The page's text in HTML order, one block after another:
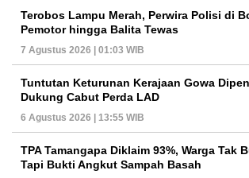
Terobos Lampu Merah, Perwira Polisi di
Pemotor hingga Balita Tewas
7 Agustus 2026 | 01:03 WIB
Tuntutan Keturunan Kerajaan Gowa
Dukung Cabut Perda LAD
6 Agustus 2026 | 13:55 WIB
TPA Tamangapa Diklaim 93%, Warga Tak
Tapi Bukti Angkut Sampah Basah